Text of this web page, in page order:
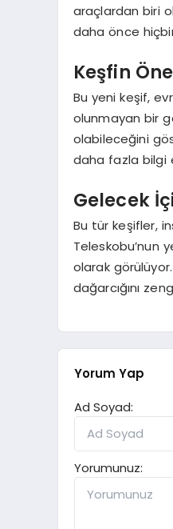
araçlardan biri
daha önce
Keşfin
Bu yeni keşif,
olunmayan bir
olabileceğini
daha fazla bilgi
Gelecek
Bu tür keşifler,
Teleskobu’nun
olarak görülüyor.
dağarcığını
Yorum Yap
Ad Soyad:
Yorumunuz: